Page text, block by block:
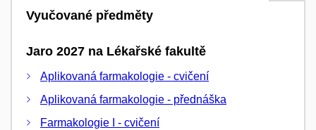
Vyučované předměty
Jaro 2027 na Lékařské fakultě
Aplikovaná farmakologie - cvičení
Aplikovaná farmakologie - přednáška
Farmakologie I - cvičení